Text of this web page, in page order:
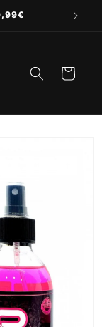
Carrello